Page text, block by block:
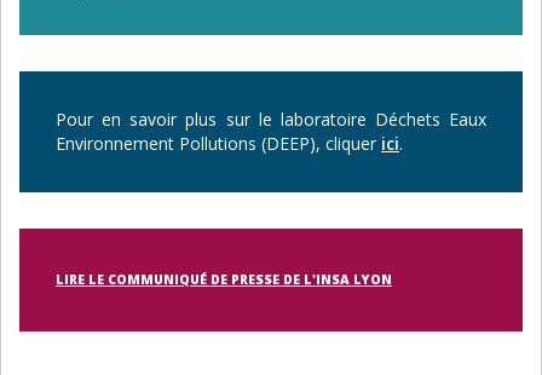
Pour en savoir plus sur le laboratoire Déchets Eaux
Environnement Pollutions (DEEP), cliquer ici.
LIRE LE COMMUNIQUÉ DE PRESSE DE L'INSA LYON